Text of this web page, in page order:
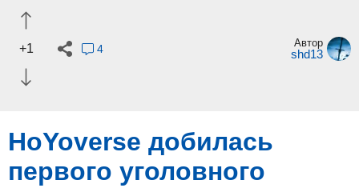
+1 4 Автор
shd13
HoYoverse добилась
первого уголовного